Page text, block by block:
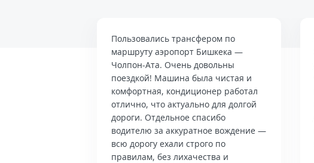
Пользовались трансфером по
маршруту аэропорт Бишкека —
Чолпон-Ата. Очень довольны
поездкой! Машина была чистая и
комфортная, кондиционер работал
отлично, что актуально для долгой
дороги. Отдельное спасибо
водителю за аккуратное вождение —
всю дорогу ехали строго по
правилам, без лихачества и